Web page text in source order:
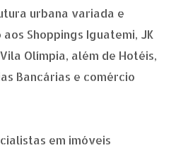
urbana variada e
Shoppings Iguatemi, JK
Olímpia, além de Hotéis,
Bancárias e comércio
em imóveis